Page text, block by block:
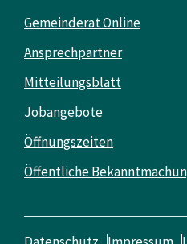
Gemeinderat Online
Ansprechpartner
Mitteilungsblatt
Jobangebote
Öffnungszeiten
Öffentliche